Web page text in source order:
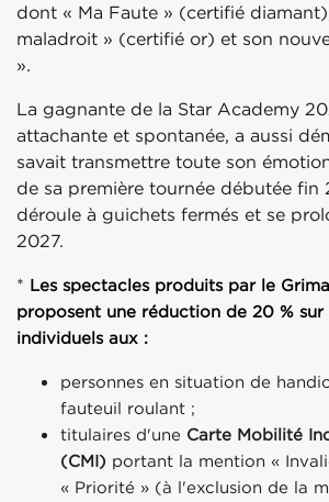
dont « Ma Faute » (certifié
maladroit » (certifié or) et son
».
La gagnante de la Star Academy
attachante et spontanée, a aussi
savait transmettre toute son
de sa première tournée débutée fin
déroule à guichets fermés et se
2027.
* Les spectacles produits par le
proposent une réduction de 20 % sur
individuels aux :
personnes en situation de
fauteuil roulant ;
titulaires d'une Carte Mobilité
(CMI) portant la mention «
« Priorité » (à l'exclusion de la